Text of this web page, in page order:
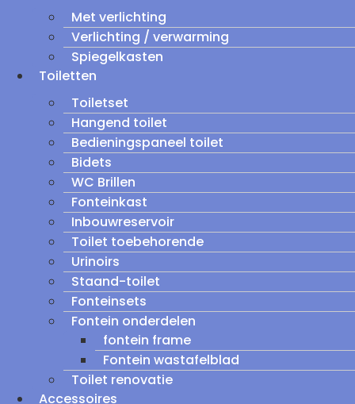
Met verlichting
Verlichting / verwarming
Spiegelkasten
Toiletten
Toiletset
Hangend toilet
Bedieningspaneel toilet
Bidets
WC Brillen
Fonteinkast
Inbouwreservoir
Toilet toebehorende
Urinoirs
Staand-toilet
Fonteinsets
Fontein onderdelen
fontein frame
Fontein wastafelblad
Toilet renovatie
Accessoires